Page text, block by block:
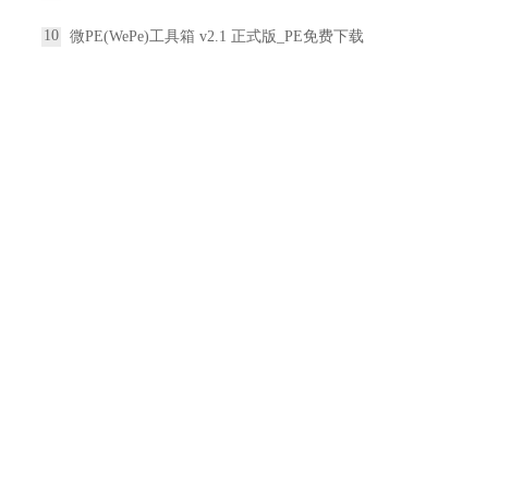
10 微PE(WePe)工具箱 v2.1 正式版_PE免费下载